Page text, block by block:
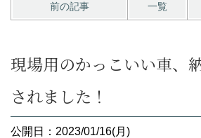
前の記事 一覧
現場用のかっこいい車、
されました！
公開日：2023/01/16(月)